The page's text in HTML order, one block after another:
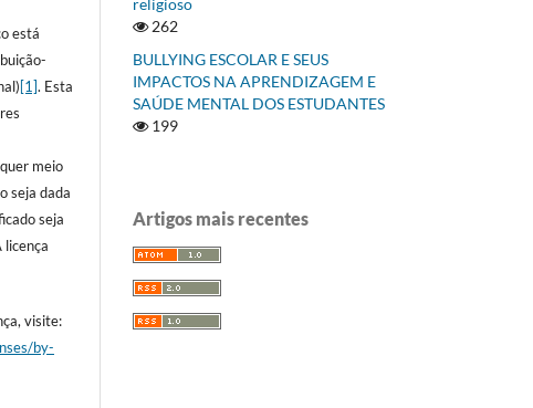
está
[1]. Esta
meio
seja dada
seja
licença
visite:
by-
262
BULLYING ESCOLAR E SEUS
IMPACTOS NA APRENDIZAGEM E
SAÚDE MENTAL DOS ESTUDANTES
199
Artigos mais recentes